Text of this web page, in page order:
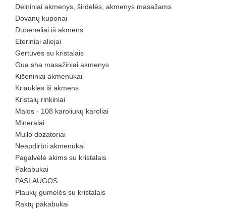
Delniniai akmenys, širdelės, akmenys masažams
Dovanų kuponai
Dubenėliai iš akmens
Eteriniai aliejai
Gertuvės su kristalais
Gua sha masažiniai akmenys
Kišeniniai akmenukai
Kriauklės iš akmens
Kristalų rinkiniai
Malos - 108 karoliukų karoliai
Mineralai
Muilo dozatoriai
Neapdirbti akmenukai
Pagalvėlė akims su kristalais
Pakabukai
PASLAUGOS
Plaukų gumelės su kristalais
Raktų pakabukai